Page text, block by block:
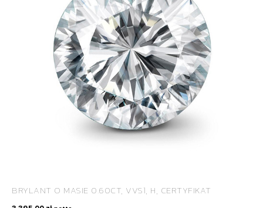
BRYLANT O MASIE 0.60CT, VVS1, H, CERTYFIKAT
ROYAL DIAMONDS
Diamenty | Biżuteria | Kamienie dla jubilerów
SALON SPRZEDAŻY
KONTAKT